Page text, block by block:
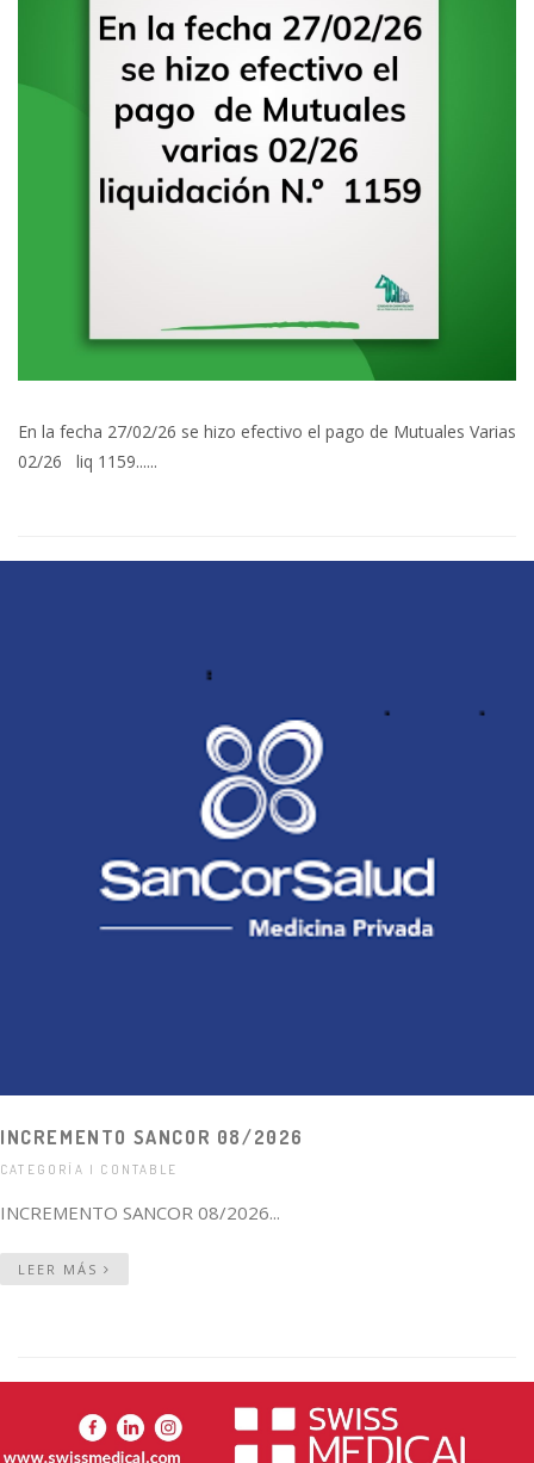
En la fecha 27/02/26 se hizo efectivo el pago de Mutuales Varias
02/26 liq 1159......
INCREMENTO SANCOR 08/2026
CATEGORÍA | CONTABLE
INCREMENTO SANCOR 08/2026...
LEER MÁS